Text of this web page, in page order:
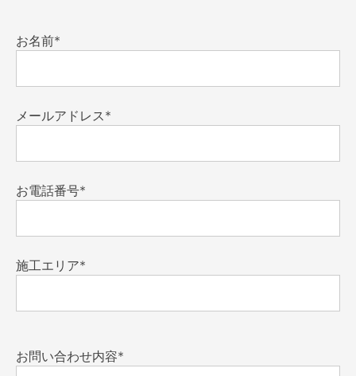
お名前*
メールアドレス*
お電話番号*
施工エリア*
お問い合わせ内容*